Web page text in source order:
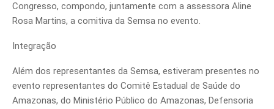
Congresso, compondo, juntamente com a assessora Aline
Rosa Martins, a comitiva da Semsa no evento.
Integração
Além dos representantes da Semsa, estiveram presentes no
evento representantes do Comitê Estadual de Saúde do
Amazonas, do Ministério Público do Amazonas, Defensoria